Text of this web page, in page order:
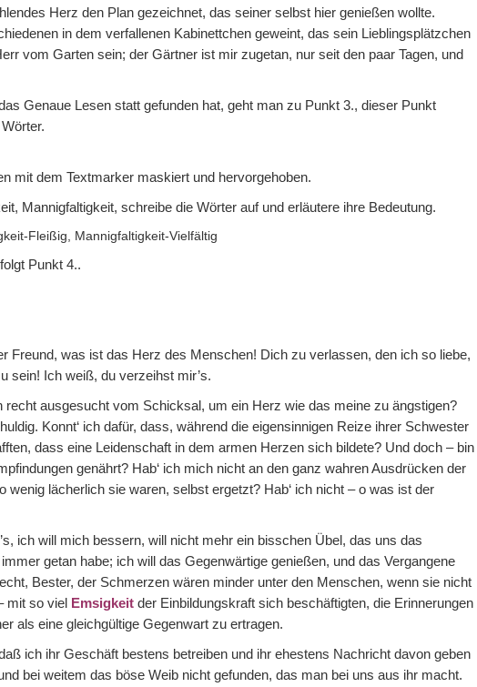
Herz den Plan gezeichnet, das seiner selbst hier genießen wollte.
in dem verfallenen Kabinettchen geweint, das sein Lieblingsplätzchen
vom Garten sein; der Gärtner ist mir zugetan, nur seit den paar Tagen, und
Genaue Lesen statt gefunden hat, geht man zu Punkt 3., dieser Punkt
mit dem Textmarker maskiert und hervorgehoben.
Mannigfaltigkeit, schreibe die Wörter auf und erläutere ihre Bedeutung.
Fleißig, Mannigfaltigkeit-Vielfältig
Punkt 4..
Freund, was ist das Herz des Menschen! Dich zu verlassen, den ich so liebe,
sein! Ich weiß, du verzeihst mir’s.
recht ausgesucht vom Schicksal, um ein Herz wie das meine zu ängstigen?
Konnt‘ ich dafür, dass, während die eigensinnigen Reize ihrer Schwester
dass eine Leidenschaft in dem armen Herzen sich bildete? Und doch – bin
genährt? Hab‘ ich mich nicht an den ganz wahren Ausdrücken der
wenig lächerlich sie waren, selbst ergetzt? Hab‘ ich nicht – o was ist der
ich will mich bessern, will nicht mehr ein bisschen Übel, das uns das
immer getan habe; ich will das Gegenwärtige genießen, und das Vergangene
Bester, der Schmerzen wären minder unter den Menschen, wenn sie nicht
mit so viel Emsigkeit der Einbildungskraft sich beschäftigten, die Erinnerungen
als eine gleichgültige Gegenwart zu ertragen.
ich ihr Geschäft bestens betreiben und ihr ehestens Nachricht davon geben
bei weitem das böse Weib nicht gefunden, das man bei uns aus ihr macht.